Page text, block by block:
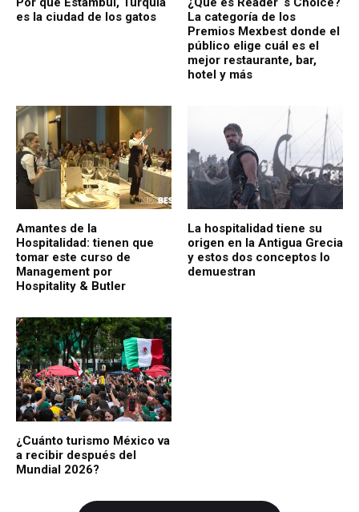
es la ciudad de los gatos
La categoría de los
Premios Mexbest donde el
público elige cuál es el
mejor restaurante, bar,
hotel y más
Amantes de la
Hospitalidad: tienen que
tomar este curso de
Management por
Hospitality & Butler
La hospitalidad tiene su
origen en la Antigua Grecia
y estos dos conceptos lo
demuestran
¿Cuánto turismo México va
a recibir después del
Mundial 2026?